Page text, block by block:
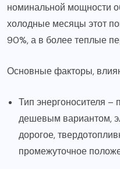
номинальной мощности
холодные месяцы этот
90%, а в более теплые
Основные факторы,
Тип энергоносителя –
дешевым вариантом,
дорогое,
промежуточное